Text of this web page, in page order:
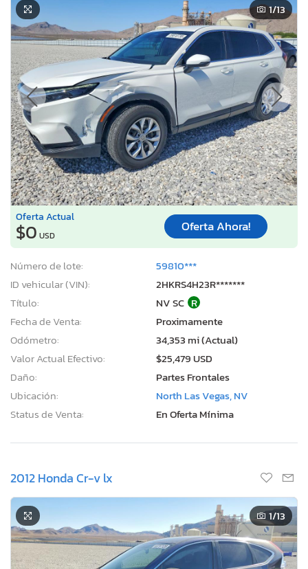
1/13
Oferta Actual
$0 USD
Oferta Ahora!
Número de lote:
59810***
ID vehicular (VIN):
2HKRS4H23R*******
Título:
NV SC R
Fecha de Venta:
Proximamente
Odómetro:
34,353 mi (Actual)
Valor Actual Efectivo:
$25,479 USD
Daño:
Partes Frontales
Ubicación:
North Las Vegas, NV
Status de Venta:
En Oferta Mínima
2012 Honda Cr-v lx
1/13